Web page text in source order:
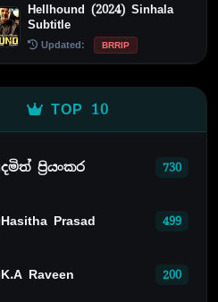
Hellhound (2024) Sinhala
Subtitle
Updated: BRRIP
TOP 10
දමිත් ප්‍රියංකර 730
Hasitha Prasad 499
K.A Raveen 200